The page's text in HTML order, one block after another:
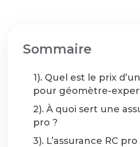
Sommaire
1). Quel est le prix
pour géomètre-
2). À quoi sert une
pro ?
3). L’assurance RC